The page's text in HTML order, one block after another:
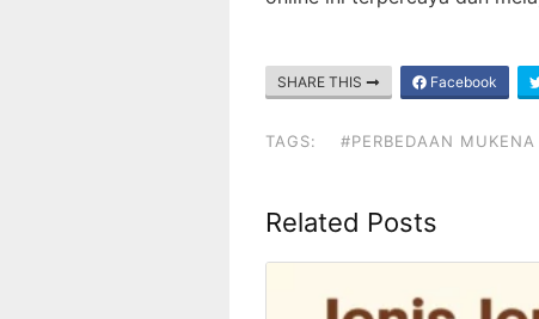
SHARE THIS Facebook
TAGS: #PERBEDAAN
Related Posts